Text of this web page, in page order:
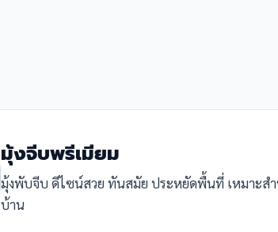
มุ้งจีบพรีเมียม
มุ้งพับจีบ ดีไซน์สวย ทันสมัย ประหยัดพื้นที่ เหมาะส
บ้าน